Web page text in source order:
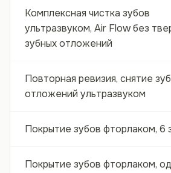
Комплексная чистка зубов
ультразвуком, Air Flow без
зубных отложений
Повторная ревизия, снятие
отложений ультразвуком
Покрытие зубов фторлаком, 6
Покрытие зубов фторлаком,